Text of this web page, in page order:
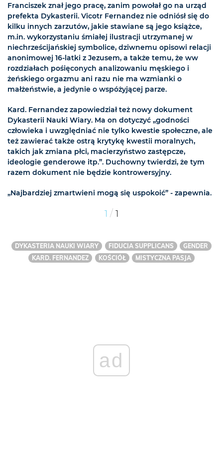
Franciszek znał jego pracę, zanim powołał go na urząd
prefekta Dykasterii. Vicotr Fernandez nie odniósł się do
kilku innych zarzutów, jakie stawiane są jego książce,
m.in. wykorzystaniu śmiałej ilustracji utrzymanej w
niechrześcijańskiej symbolice, dziwnemu opisowi relacji
anonimowej 16-latki z Jezusem, a także temu, że ww
rozdziałach pośięconych analizowaniu męskiego i
żeńskiego orgazmu ani razu nie ma wzmianki o
małżeństwie, a jedynie o wspóżyjącej parze.
Kard. Fernandez zapowiedział też nowy dokument
Dykasterii Nauki Wiary. Ma on dotyczyć „godności
człowieka i uwzględniać nie tylko kwestie społeczne, ale
też zawierać także ostrą krytykę kwestii moralnych,
takich jak zmiana płci, macierzyństwo zastępcze,
ideologie genderowe itp.”. Duchowny twierdzi, że tym
razem dokument nie będzie kontrowersyjny.
„Najbardziej zmartwieni mogą się uspokoić” - zapewnia.
1 / 1
DYKASTERIA NAUKI WIARY FIDUCIA SUPPLICANS
GENDER
KARD. FERNANDEZ
KOŚCIÓŁ MISTYCZNA PASJA
ad